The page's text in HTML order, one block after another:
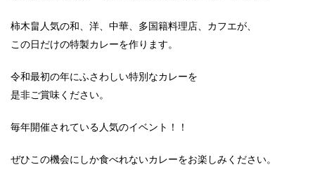
柿木畠人気の和、洋、中華、多国籍料理店、カフエが、
この日だけの特製カレーを作ります。
令和最初の年にふさわしい特別なカレーを
是非ご賞味ください。
毎年開催されている人気のイベント！！
ぜひこの機会にしか食べれないカレーをお楽しみください。